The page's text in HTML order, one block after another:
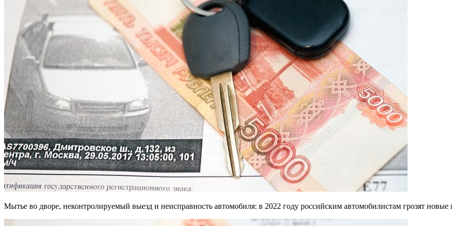
Мытье во дворе, неконтролируемый выезд и неисправность автомобиля: в 2022 году российским автомобилистам грозят